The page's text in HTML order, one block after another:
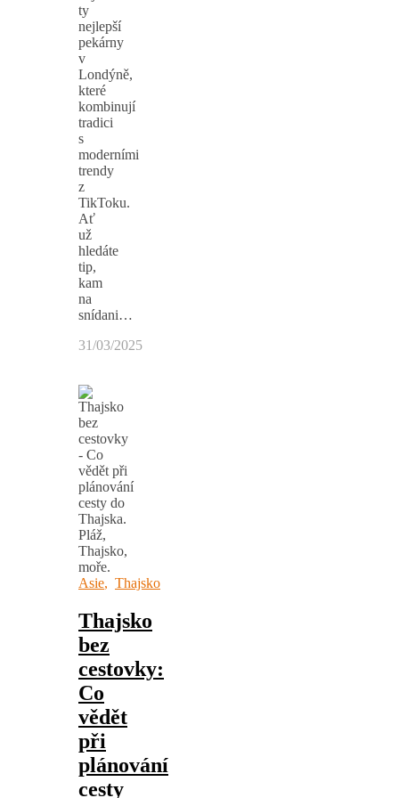
ty
nejlepší
pekárny
v
Londýně,
které
kombinují
tradici
s
moderními
trendy
z
TikToku.
Ať
už
hledáte
tip,
kam
na
snídani…
31/03/2025
Asie, Thajsko
Thajsko
bez
cestovky:
Co
vědět
při
plánování
cesty